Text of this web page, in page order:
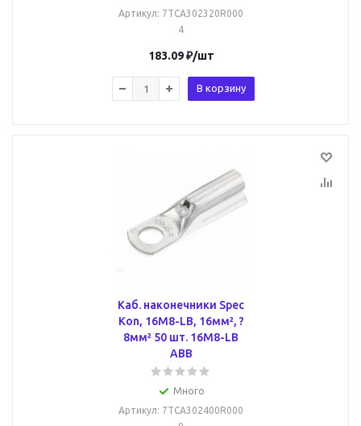
Артикул: 7TCA302320R000
4
183.09₽/шт
В корзину
Каб. наконечники Spec
Kon, 16M8-LB, 16мм², ?
8мм² 50 шт. 16M8-LB
ABB
Много
Артикул: 7TCA302400R000